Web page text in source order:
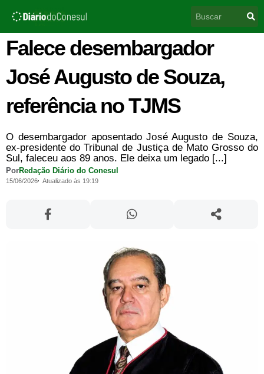
para
conteúdo
Falece desembargador
José Augusto de Souza,
referência no TJMS
O desembargador aposentado José Augusto de Souza,
ex-presidente do Tribunal de Justiça de Mato Grosso do
Sul, faleceu aos 89 anos. Ele deixa um legado [...]
PorRedação Diário do Conesul
15/06/2026 Atualizado às 19:19